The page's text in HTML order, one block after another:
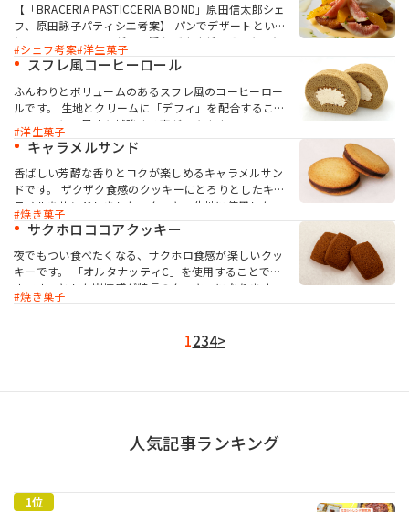
【「BRACERIA PASTICCERIA BOND」原田信太郎シェ
フ、原田詠子パティシエ考案】 パンでデザートという
とフレンチトーストが思い浮かびますが、そこをひと
ひねりした、クレープシュゼット風のデザートです。
柔らかなカスタードブレッド（ブリオッシュ生地）を
オレンジ風味の生地に浸して焼くことで、クレープの
食感に近づけました。ホワイトチョコやサワークリー
ムとの相性も抜群です。
シェフ考案 洋生菓子
スフレ風コーヒーロール
ふんわりとボリュームのあるスフレ風のコーヒーロー
ルです。 生地とクリームに「デフィ」を配合すること
で、コーヒー風味を補強する事ができます。
洋生菓子
キャラメルサンド
香ばしい芳醇な香りとコクが楽しめるキャラメルサン
ドです。 ザクザク食感のクッキーにとろりとしたキャ
ラメルをサンドしました。クッキー生地に使用した
「デフィ」の香ばしさと、キャラメルに配合した「CP
オイルLM」のコクが、ほろ苦いキャラメルの風味に深
みをプラスしています。
焼き菓子
サクホロココアクッキー
夜でもつい食べたくなる、サクホロ食感が楽しいクッ
キーです。 「オルタナッティC」を使用することで、
ホロホロとした崩壊感が特長のクッキーになります。
少量添加で香ばしい焙煎感とコクを付与できる「デフ
さらに、常温で液状のコンパウンドオイル「CPオイル
LM」で、コクを付与できます。 製法は、オールインミ
焼き菓子
1234>
人気記事ランキング